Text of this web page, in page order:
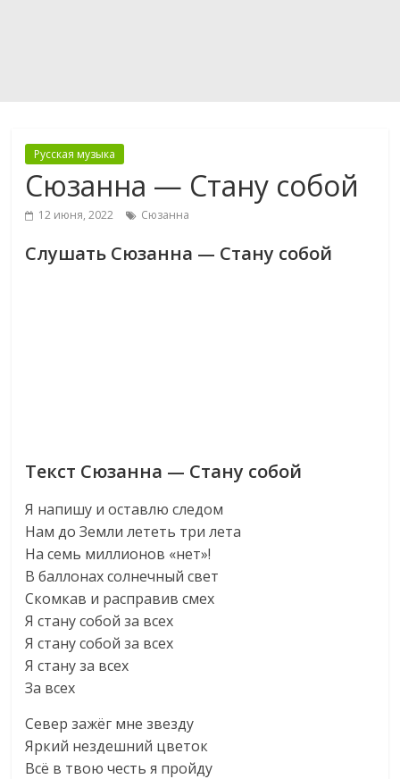
Русская музыка
Сюзанна — Стану собой
12 июня, 2022 Сюзанна
Слушать Сюзанна — Стану собой
Текст Сюзанна — Стану собой
Я напишу и оставлю следом
Нам до Земли лететь три лета
На семь миллионов «нет»!
В баллонах солнечный свет
Скомкав и расправив смех
Я стану собой за всех
Я стану собой за всех
Я стану за всех
За всех
Север зажёг мне звезду
Яркий нездешний цветок
Всё в твою честь я пройду